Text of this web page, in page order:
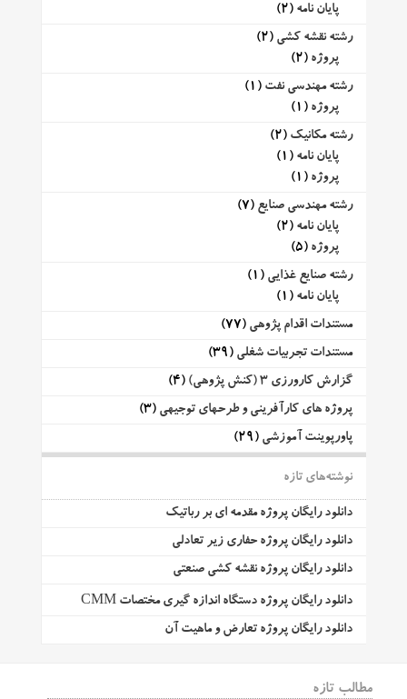
پایان نامه (2)
رشته نقشه کشی (2)
پروژه (2)
رشته مهندسی نفت (1)
پروژه (1)
رشته مکانیک (2)
پایان نامه (1)
پروژه (1)
رشته مهندسی صنایع (7)
پایان نامه (2)
پروژه (5)
رشته صنایع غذایی (1)
پایان نامه (1)
مستندات اقدام پژوهی (77)
مستندات تجربیات شغلی (39)
گزارش کارورزی 3 (کنش پژوهی)
(4)
پروژه های کارآفرینی و طرحهای توجیهی (3)
پاورپوینت آموزشی (29)
نوشته‌های تازه
دانلود رایگان پروژه مقدمه ای بر رباتیک
دانلود رایگان پروژه حفاری زیر تعادلی
دانلود رایگان پروژه نقشه کشی صنعتی
دانلود رایگان پروژه دستگاه اندازه گیری مختصات CMM
دانلود رایگان پروژه تعارض و ماهیت آن
مطالب تازه